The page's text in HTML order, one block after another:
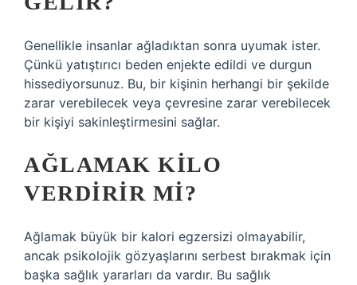
Genellikle insanlar ağladıktan sonra uyumak ister.
Çünkü yatıştırıcı beden enjekte edildi ve durgun
hissediyorsunuz. Bu, bir kişinin herhangi bir şekilde
zarar verebilecek veya çevresine zarar verebilecek
bir kişiyi sakinleştirmesini sağlar.
AĞLAMAK KILO
VERDIRIR MI?
Ağlamak büyük bir kalori egzersizi olmayabilir,
ancak psikolojik gözyaşlarını serbest bırakmak için
başka sağlık yararları da vardır. Bu sağlık